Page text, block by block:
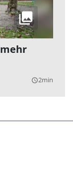
query_builder2min